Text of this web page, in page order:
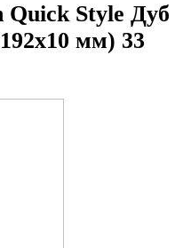
Style Дуб
мм) 33